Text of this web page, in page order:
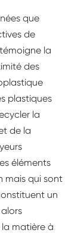
que
de
la
des
plastiques
la
de la
éléments
mais qui sont
un
matière à